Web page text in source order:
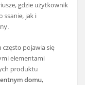
gdzie użytkownik
ssanie, jak i
pojawia się
elementami
produktu
domu,